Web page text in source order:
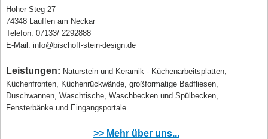
Hoher Steg 27
74348 Lauffen am Neckar
Telefon: 07133/ 2292888
E-Mail: info@bischoff-stein-design.de
Leistungen: Naturstein und Keramik - Küchenarbeitsplatten,
Küchenfronten, Küchenrückwände, großformatige Badfliesen,
Duschwannen, Waschtische, Waschbecken und Spülbecken,
Fensterbänke und Eingangsportale...
>> Mehr über uns...